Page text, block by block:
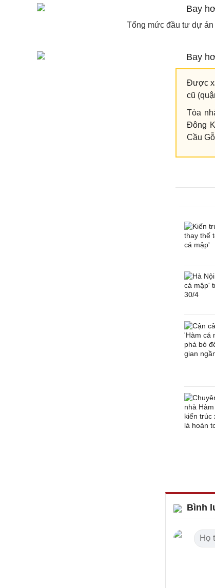
Tổng mức đầu tư dự
Được
cũ
Tòa
Đông
Cầu
Bình